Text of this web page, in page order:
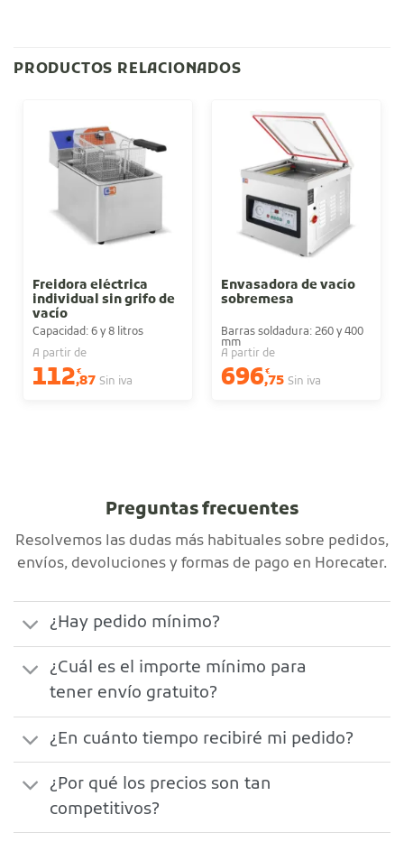
PRODUCTOS RELACIONADOS
Freidora eléctrica
individual sin grifo de
vacío
Capacidad: 6 y 8 litros
A partir de
112€
,87 Sin iva
Envasadora de vacío
sobremesa
Barras soldadura: 260 y 400
mm
A partir de
696€
,75 Sin iva
Preguntas frecuentes
Resolvemos las dudas más habituales sobre pedidos,
envíos, devoluciones y formas de pago en Horecater.
¿Hay pedido mínimo?
¿Cuál es el importe mínimo para
tener envío gratuito?
¿En cuánto tiempo recibiré mi pedido?
¿Por qué los precios son tan
competitivos?